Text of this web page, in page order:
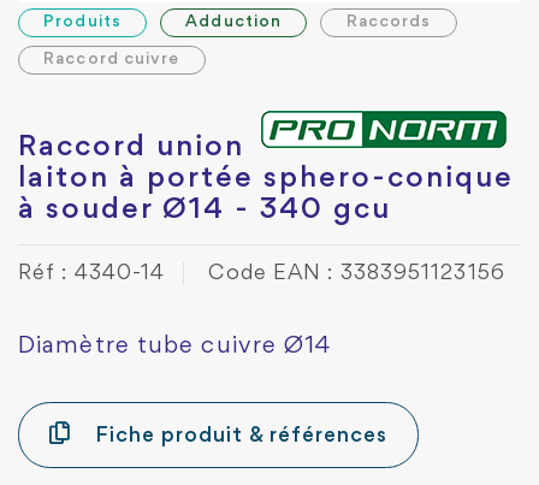
Produits Adduction Raccords
Raccord cuivre
Raccord union
laiton à portée sphero-conique
à souder Ø14 - 340 gcu
Réf : 4340-14 Code EAN : 3383951123156
Diamètre tube cuivre Ø14
Fiche produit & références